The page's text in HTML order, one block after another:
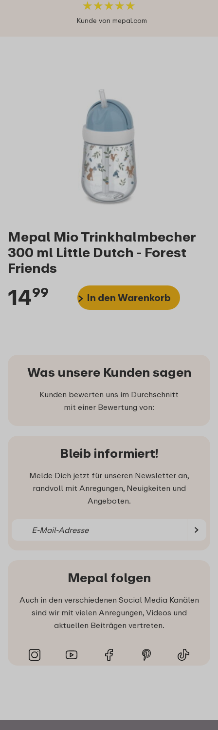
★★★★★
★★★★★
Kunde von mepal.com
Mepal Mio Trinkhalmbecher
300 ml Little Dutch - Forest
Friends
1499 In den Warenkorb
Was unsere Kunden sagen
Kunden bewerten uns im Durchschnitt
mit einer Bewertung von:
Bleib informiert!
Melde Dich jetzt für unseren Newsletter an,
randvoll mit Anregungen, Neuigkeiten und
Angeboten.
Mepal folgen
Auch in den verschiedenen Social Media Kanälen
sind wir mit vielen Anregungen, Videos und
aktuellen Beiträgen vertreten.